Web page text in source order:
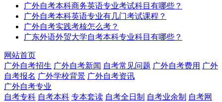
广外自考本科商务英语专业考试科目有哪些？
广外自考本科英语专业有几门考试课程？
广外自考实践考核怎么考？
广东外语外贸大学自考本科专业科目有哪些？
网站首页
广外自考招生 广外自考新闻 自考常见问题 广外自考费用 广外
自考报名 广外学校背景 广外自考资讯
广外自考专业
自考专科 自考本科 专本套读 自考全日制 自考业余制 自考网